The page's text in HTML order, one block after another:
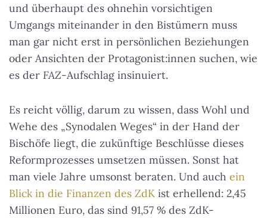
und überhaupt des ohnehin vorsichtigen
Umgangs miteinander in den Bistümern muss
man gar nicht erst in persönlichen Beziehungen
oder Ansichten der Protagonist:innen suchen, wie
es der FAZ-Aufschlag insinuiert.
Es reicht völlig, darum zu wissen, dass Wohl und
Wehe des „Synodalen Weges“ in der Hand der
Bischöfe liegt, die zukünftige Beschlüsse dieses
Reformprozesses umsetzen müssen. Sonst hat
man viele Jahre umsonst beraten. Und auch ein
Blick in die Finanzen des ZdK ist erhellend: 2,45
Millionen Euro, das sind 91,57 % des ZdK-